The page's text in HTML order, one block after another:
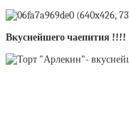
Вкуснейшего чаепития !!!!